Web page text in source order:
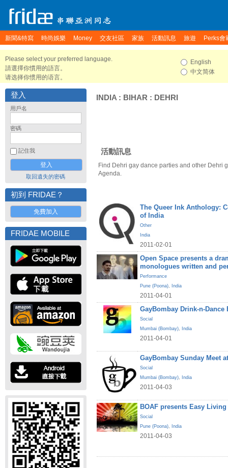
新聞&特寫 時尚娛樂 Money 交友社區 家族 活動訊息 旅遊 Perks會
Please select your preferred language.
請選擇你慣用的語言。
请选择你惯用的语言。
English
中文简体
登入
用戶名
密碼
記住我
取回遺失的密碼
初到 FRIDAE？
免費加入
FRIDAE MOBILE
INDIA : BIHAR : DEHRI
活動訊息
Find Dehri gay dance parties and other Dehri
Agenda.
The Queer Ink Anthology:
of India
Other
India
2011-02-01
Open Space presents a
monologues written and
Performance
Pune (Poona), India
2011-04-01
GayBombay Drink-n-Dance
Social
Mumbai (Bombay), India
2011-04-01
GayBombay Sunday Meet
Social
Mumbai (Bombay), India
2011-04-03
BOAF presents Easy
Social
Pune (Poona), India
2011-04-03